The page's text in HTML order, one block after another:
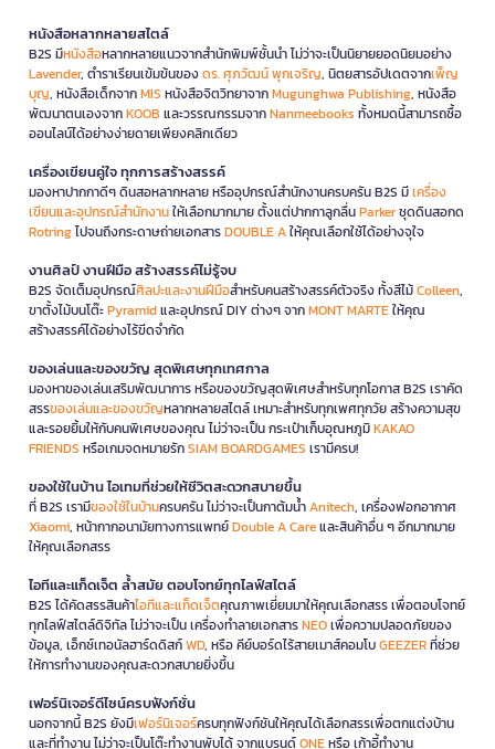
หนังสือหลากหลายสไตล์
B2S มีหนังสือหลากหลายแนวจากสำนักพิมพ์ชั้นนำ ไม่ว่าจะเป็นนิยายยอดนิยมอย่าง
Lavender, ตำราเรียนเข้มข้นของดร. ศุภวัฒน์ พุกเจริญ, นิตยสารอัปเดตจากเพ็ญ
บุญ, หนังสือเด็กจากMIS หนังสือจิตวิทยาจากMugunghwa Publishing, หนังสือ
พัฒนาตนเองจากKOOB และวรรณกรรมจากNanmeebooks ทั้งหมดนี้สามารถซื้อ
ออนไลน์ได้อย่างง่ายดายเพียงคลิกเดียว
เครื่องเขียนคู่ใจ ทุกการสร้างสรรค์
มองหาปากกาดีๆ ดินสอหลากหลาย หรืออุปกรณ์สำนักงานครบครัน B2S มีเครื่อง
เขียนและอุปกรณ์สำนักงานให้เลือกมากมาย ตั้งแต่ปากกาลูกลื่นParkerชุดดินสอกด
Rotringไปจนถึงกระดาษถ่ายเอกสารDOUBLE Aให้คุณเลือกใช้ได้อย่างจุใจ
งานศิลป์ งานฝีมือ สร้างสรรค์ไม่รู้จบ
B2S จัดเต็มอุปกรณ์ศิลปะและงานฝีมือสำหรับคนสร้างสรรค์ตัวจริง ทั้งสีไม้Colleen,
ขาตั้งไม้บนโต๊ะPyramidและอุปกรณ์ DIY ต่างๆ จากMONT MARTEให้คุณ
สร้างสรรค์ได้อย่างไร้ขีดจำกัด
ของเล่นและของขวัญ สุดพิเศษทุกเทศกาล
มองหาของเล่นเสริมพัฒนาการ หรือของขวัญสุดพิเศษสำหรับทุกโอกาส B2S เราคัด
สรรของเล่นและของขวัญหลากหลายสไตล์ เหมาะสำหรับทุกเพศทุกวัย สร้างความสุข
และรอยยิ้มให้กับคนพิเศษของคุณ ไม่ว่าจะเป็น กระเป๋าเก็บอุณหภูมิKAKAO
FRIENDS หรือเกมจดหมายรักSIAM BOARDGAMES เรามีครบ!
ของใช้ในบ้าน ไอเทมที่ช่วยให้ชีวิตสะดวกสบายขึ้น
ที่ B2S เรามีของใช้ในบ้านครบครัน ไม่ว่าจะเป็นกาต้มน้ำAnitech, เครื่องฟอกอากาศ
Xiaomi, หน้ากากอนามัยทางการแพทย์Double A Careและสินค้าอื่น ๆ อีกมากมาย
ให้คุณเลือกสรร
ไอทีและแก็ดเจ็ต ล้ำสมัย ตอบโจทย์ทุกไลฟ์สไตล์
B2S ได้คัดสรรสินค้าไอทีและแก็ดเจ็ตคุณภาพเยี่ยมมาให้คุณเลือกสรร เพื่อตอบโจทย์
ทุกไลฟ์สไตล์ดิจิทัล ไม่ว่าจะเป็น เครื่องทำลายเอกสารNEOเพื่อความปลอดภัยของ
ข้อมูล, เอ็กซ์เทอนัลฮาร์ดดิสก์WD, หรือ คีย์บอร์ดไร้สายเมาส์คอมโบGEEZERที่ช่วย
ให้การทำงานของคุณสะดวกสบายยิ่งขึ้น
เฟอร์นิเจอร์ดีไซน์ครบฟังก์ชั่น
นอกจากนี้ B2S ยังมีเฟอร์นิเจอร์ครบทุกฟังก์ชันให้คุณได้เลือกสรรเพื่อตกแต่งบ้าน
และที่ทำงาน ไม่ว่าจะเป็นโต๊ะทำงานพับได้ จากแบรนด์ONEหรือ เก้าอี้ทำงาน